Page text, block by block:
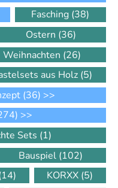
Fasching (38)
Ostern (36)
Weihnachten (26)
aus Holz (5)
(36) >>
>>
Sets (1)
Bauspiel (102)
KORXX (5)